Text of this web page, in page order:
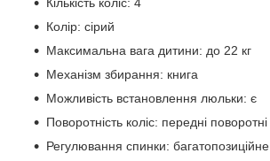
Колір: сірий
Максимальна вага дитини: до 22 кг
Механізм збирання: книга
Можливість встановлення люльки: є
Поворотність коліс: передні поворотні
Регулювання спинки: багатопозиційне